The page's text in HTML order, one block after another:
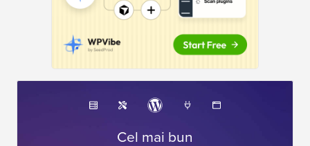
Cel mai bun